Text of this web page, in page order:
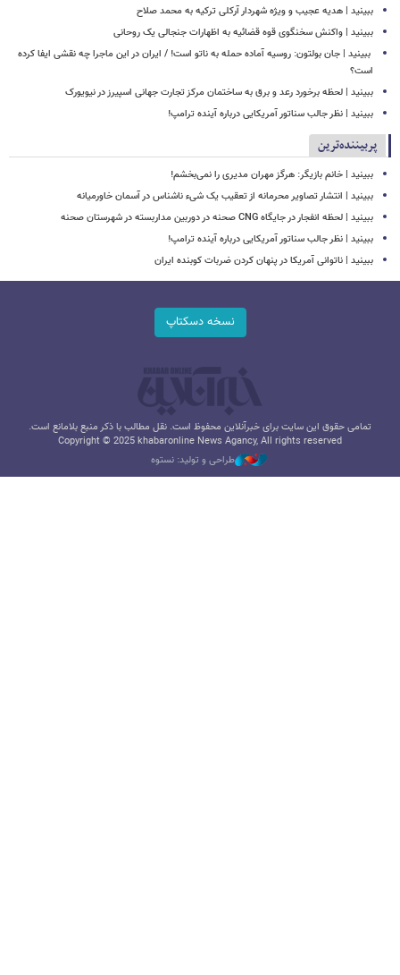
ببینید | هدیه عجیب و ویژه شهردار آرکلی ترکیه به محمد صلاح
ببینید | واکنش سخنگوی قوه قضائیه به اظهارات جنجالی یک روحانی
‏ ببینید | جان بولتون: روسیه آماده حمله به ناتو است! / ایران در این ماجرا چه نقشی ایفا کرده
است؟
ببینید | لحظه برخورد رعد و برق به ساختمان مرکز تجارت جهانی اسپیرز در نیویورک
ببینید | نظر جالب سناتور آمریکایی درباره آینده ترامپ!
پربیننده‌ترین
ببینید | خانم بازیگر: هرگز مهران مدیری را نمی‌بخشم!
ببینید | انتشار تصاویر محرمانه از تعقیب یک شیء ناشناس در آسمان خاورمیانه
ببینید | لحظه انفجار در جایگاه CNG صحنه در دوربین مداربسته در شهرستان صحنه
ببینید | نظر جالب سناتور آمریکایی درباره آینده ترامپ!
‏ببینید | ناتوانی آمریکا در پنهان کردن ضربات کوبنده ایران
نسخه دسکتاپ
تمامی حقوق این سایت برای خبرآنلاین محفوظ است. نقل مطالب با ذکر منبع بلامانع است.
Copyright © 2025 khabaronline News Agancy, All rights reserved
طراحی و تولید: نستوه